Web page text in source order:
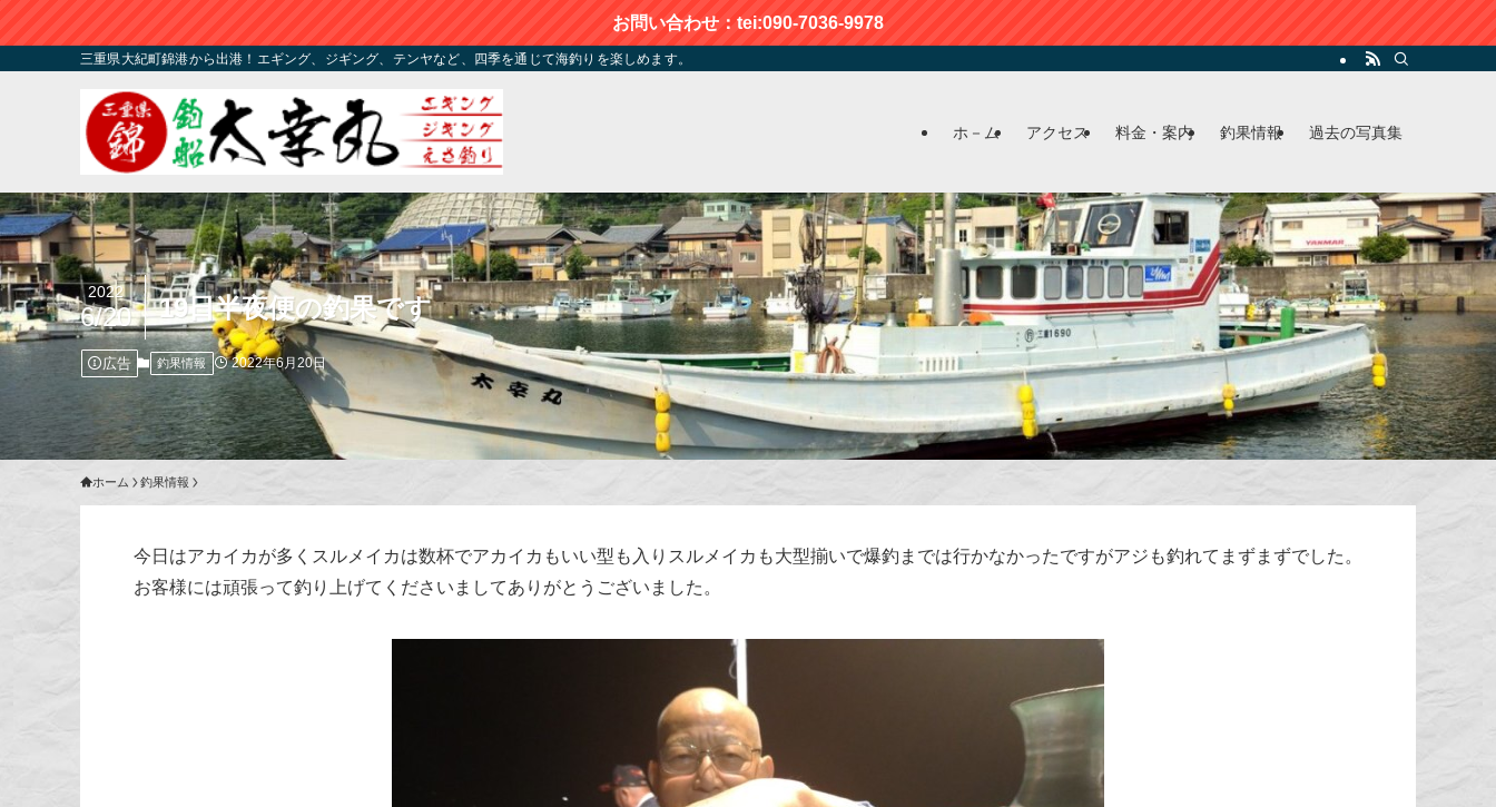
お問い合わせ：tei:090-7036-9978
三重県大紀町錦港から出港！エギング、ジギング、テンヤなど、四季を通じて海釣りを楽しめます。
ホ－ム アクセス 料金・案内 釣果情報 過去の写真集
19日半夜便の釣果です
2022
6/20
広告 釣果情報 2022年6月20日
ホーム 釣果情報
今日はアカイカが多くスルメイカは数杯でアカイカもいい型も入りスルメイカも大型揃いで爆釣までは行かなかったですがアジも釣れてまずまずでした。
お客様には頑張って釣り上げてくださいましてありがとうございました。